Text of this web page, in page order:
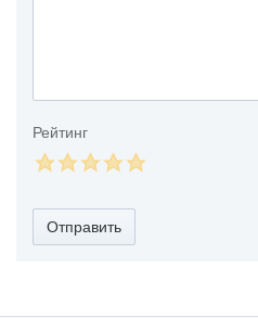
Рейтинг
Отправить